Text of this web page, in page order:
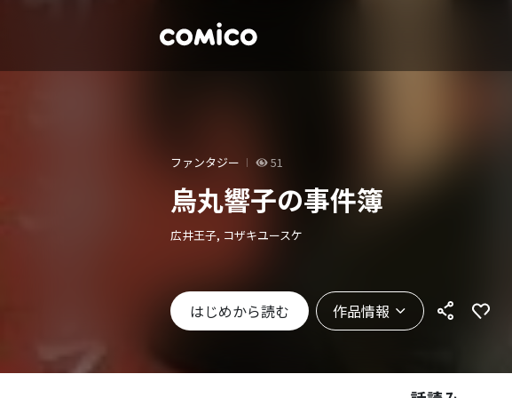
ファンタジー 51
烏丸響子の事件簿
広井王子, コザキユースケ
はじめから読む 作品情報